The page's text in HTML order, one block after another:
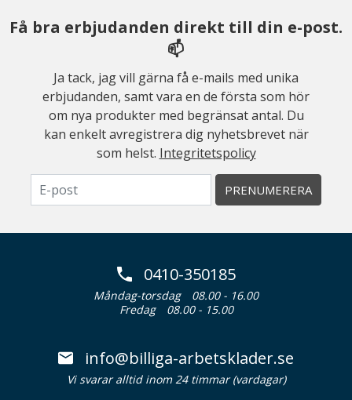
Få bra erbjudanden direkt till din e-post.
📫
Ja tack, jag vill gärna få e-mails med unika
erbjudanden, samt vara en de första som hör
om nya produkter med begränsat antal. Du
kan enkelt avregistrera dig nyhetsbrevet när
som helst. Integritetspolicy
PRENUMERERA
0410-350185
Måndag-torsdag
08.00 - 16.00
Fredag
08.00 - 15.00
info@billiga-arbetsklader.se
Vi svarar alltid inom 24 timmar (vardagar)